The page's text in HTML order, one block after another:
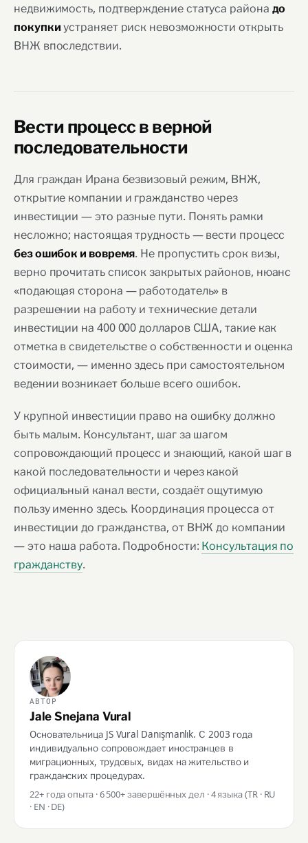
недвижимость, подтверждение статуса района до
покупки устраняет риск невозможности открыть
ВНЖ впоследствии.
Вести процесс в верной
последовательности
Для граждан Ирана безвизовый режим, ВНЖ,
открытие компании и гражданство через
инвестиции — это разные пути. Понять рамки
несложно; настоящая трудность — вести процесс
без ошибок и вовремя. Не пропустить срок визы,
верно прочитать список закрытых районов, нюанс
«подающая сторона — работодатель» в
разрешении на работу и технические детали
инвестиции на 400 000 долларов США, такие как
отметка в свидетельстве о собственности и оценка
стоимости, — именно здесь при самостоятельном
ведении возникает больше всего ошибок.
У крупной инвестиции право на ошибку должно
быть малым. Консультант, шаг за шагом
сопровождающий процесс и знающий, какой шаг в
какой последовательности и через какой
официальный канал вести, создаёт ощутимую
пользу именно здесь. Координация процесса от
инвестиции до гражданства, от ВНЖ до компании
— это наша работа. Подробности: Консультация по
гражданству.
АВТОР
Jale Snejana Vural
Основательница JS Vural Danışmanlık. С 2003 года
индивидуально сопровождает иностранцев в
миграционных, трудовых, видах на жительство и
гражданских процедурах.
22+ года опыта · 6 500+ завершённых дел · 4 языка (TR · RU
· EN · DE)